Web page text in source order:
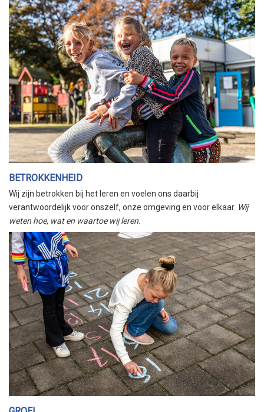
BETROKKENHEID
Wij zijn betrokken bij het leren en voelen ons daarbij
verantwoordelijk voor onszelf, onze omgeving en voor elkaar. Wij
weten hoe, wat en waartoe wij leren.